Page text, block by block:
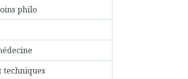
philo
techniques